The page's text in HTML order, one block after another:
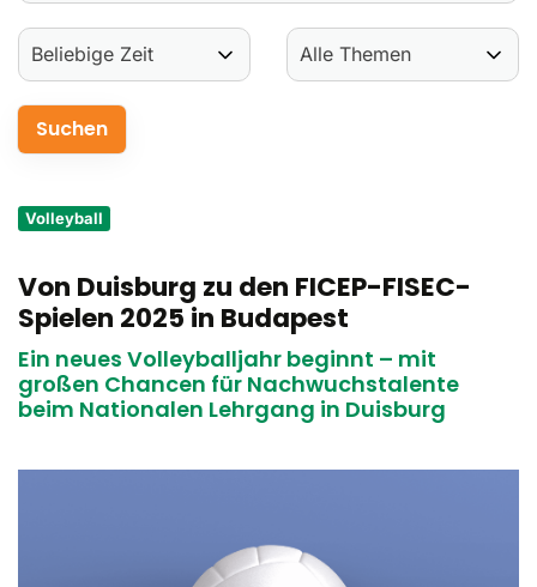
Volleyball
Von Duisburg zu den FICEP-FISEC-
Spielen 2025 in Budapest
Ein neues Volleyballjahr beginnt – mit
großen Chancen für Nachwuchstalente
beim Nationalen Lehrgang in Duisburg
Verantwortung
Aus- und Fortbildungen
Kontakt
Bundessportfest '26
DJK Sportjugend